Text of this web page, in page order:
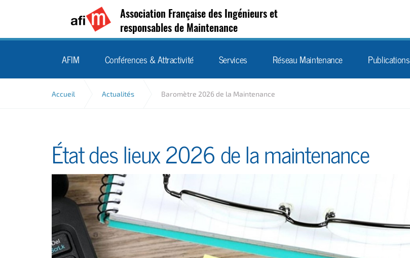
Association Française des Ingénieurs et
responsables de Maintenance
AFIM Conférences & Attractivité Services Réseau Maintenance Publications
Accueil Actualités Baromètre 2026 de la Maintenance
État des lieux 2026 de la maintenance